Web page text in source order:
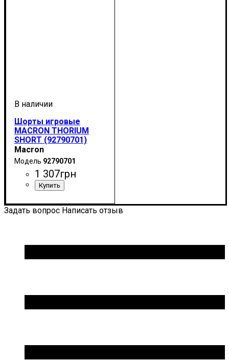
Шорты игровые
MACRON THORIUM
SHORT (92790701)
Macron
92790701
1 307грн
Задать вопрос Написать отзыв